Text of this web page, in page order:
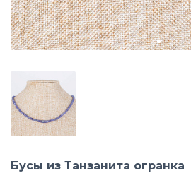
Бусы из Танзанита огранка